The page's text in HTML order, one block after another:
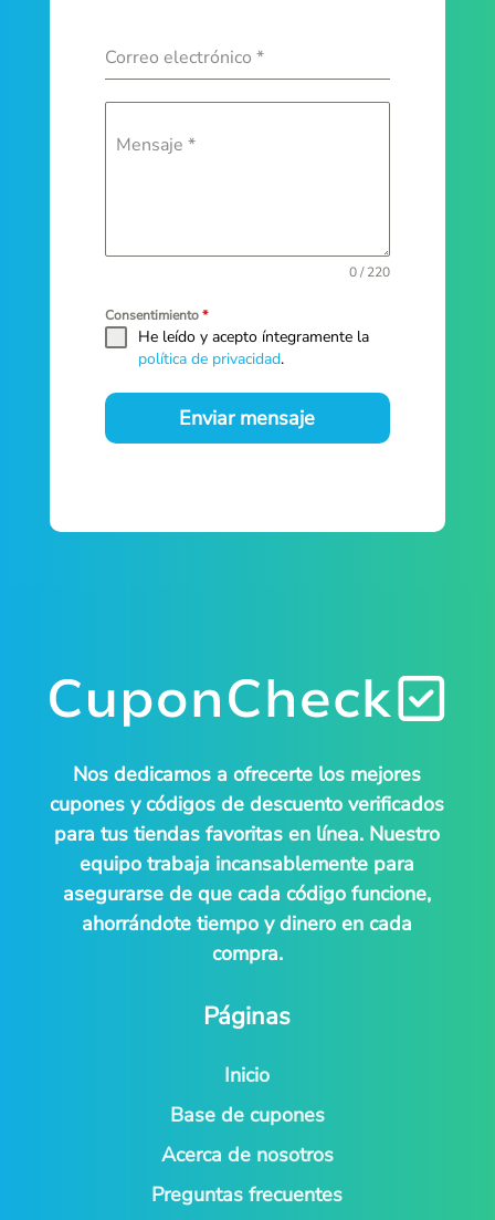
Correo electrónico *
Mensaje *
0 / 220
Consentimiento*
He leído y acepto íntegramente la
política de privacidad.
Enviar mensaje
Nos dedicamos a ofrecerte los mejores
cupones y códigos de descuento verificados
para tus tiendas favoritas en línea. Nuestro
equipo trabaja incansablemente para
asegurarse de que cada código funcione,
ahorrándote tiempo y dinero en cada
compra.
Páginas
Inicio
Base de cupones
Acerca de nosotros
Preguntas frecuentes